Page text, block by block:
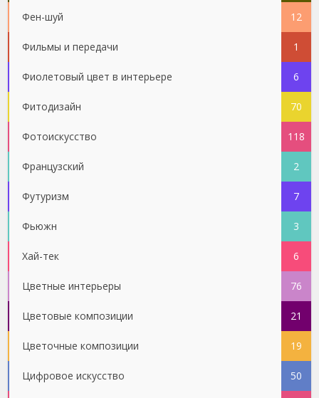
Фен-шуй 12
Фильмы и передачи 1
Фиолетовый цвет в интерьере 6
Фитодизайн 70
Фотоискусство 118
Французский 2
Футуризм 7
Фьюжн 3
Хай-тек 6
Цветные интерьеры 76
Цветовые композиции 21
Цветочные композиции 19
Цифровое искусство 50